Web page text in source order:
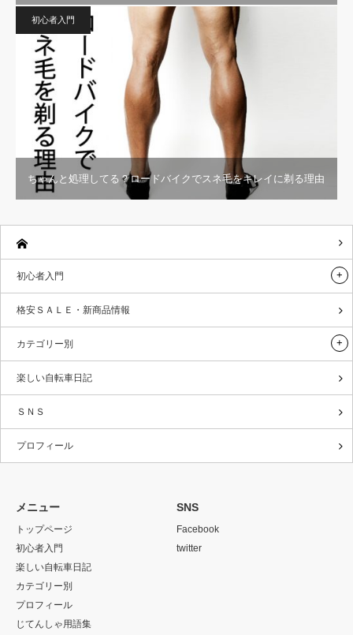
初心者入門
ちゃんと処理してる？ロードバイクでスネ毛をキレイに剃る理由
初心者入門
格安ＳＡＬＥ・新商品情報
カテゴリー別
楽しい自転車日記
ＳＮＳ
プロフィール
メニュー
トップページ
初心者入門
楽しい自転車日記
カテゴリー別
プロフィール
じてんしゃ用語集
SNS
Facebook
twitter